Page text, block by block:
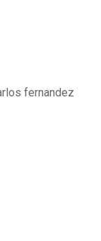
fernandez